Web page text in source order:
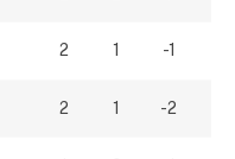
2 1 -1
2 1 -2